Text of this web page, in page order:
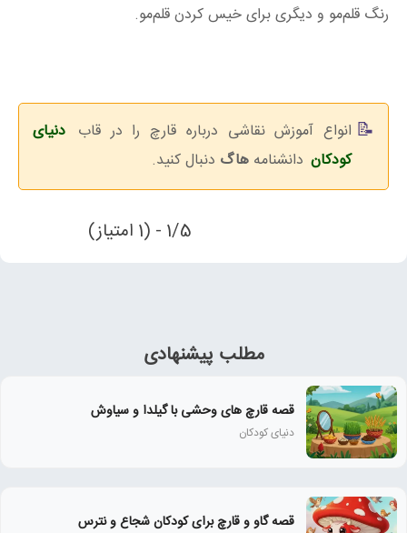
رنگ قلم‌مو و دیگری برای خیس کردن قلم‌مو.
انواع آموزش نقاشی درباره قارچ را در قاب دنیای
کودکان دانشنامه هاگ دنبال کنید.
1/5 - (1 امتیاز)
مطلب پیشنهادی
قصه قارچ های وحشی با گیلدا و سیاوش
دنیای کودکان
قصه گاو و قارچ برای کودکان شجاع و نترس